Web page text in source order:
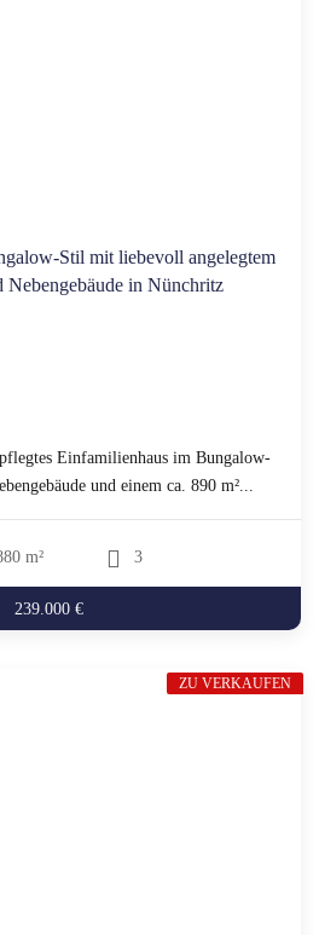
Stil mit liebevoll angelegtem
Nebengebäude in Nünchritz
Einfamilienhaus im Bungalow-
und einem ca. 890 m²...
m² 3
239.000 €
ZU VERKAUFEN